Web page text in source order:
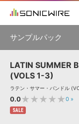
ソフト音源 »
プラグイン・エフ
キャンペーン »
初音ミク NT 鏡音
KAITO V3
VIENNA
EZ
サンプルパック
製品一覧
ジャンル
LATIN SUMMER
(VOLS 1-3)
ラテン・サマー・バンドル
0.0★★★★★0 »
SALE